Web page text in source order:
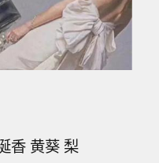
香 黄葵 梨